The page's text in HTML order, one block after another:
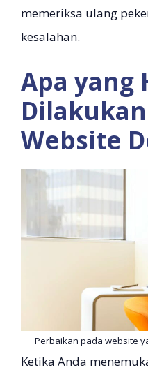
memeriksa ulang
kesalahan.
Apa yang
Website
Perbaikan pada website
Ketika Anda